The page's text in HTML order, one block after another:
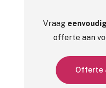
Vraag
offerte aan
Offerte